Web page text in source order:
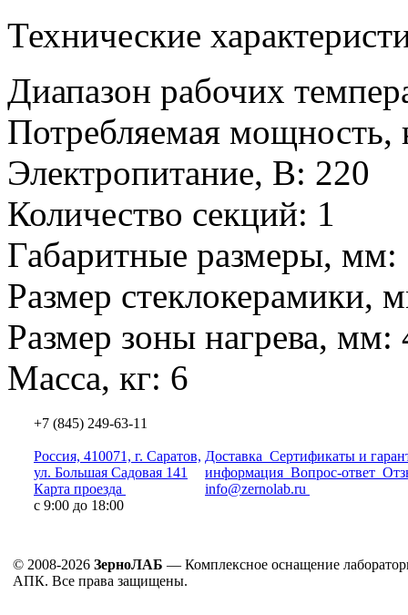
Технические
Диапазон рабочих
Потребляемая мощность,
Электропитание, В: 220
Количество секций: 1
Габаритные размеры, мм:
Размер стеклокерамики,
Размер зоны нагрева, мм:
Масса, кг: 6
+7 (845) 249-63-11
Россия, 410071, г. Саратов,
ул. Большая Садовая 141
Карта проезда
с 9:00 до 18:00
Доставка Сертификаты и
информация Вопрос-ответ
info@zernolab.ru
© 2008-2026 ЗерноЛАБ — Комплексное оснащение
АПК. Все права защищены.